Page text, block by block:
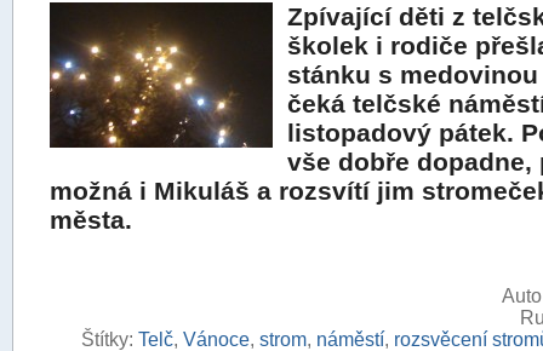
Zpívající děti z
školek i rodiče
stánku s
čeká telčské
listopadový pátek.
vše dobře dopadne,
možná i Mikuláš a rozsvítí jim
města.
Štítky: Telč, Vánoce, strom, náměstí, rozsvěcení